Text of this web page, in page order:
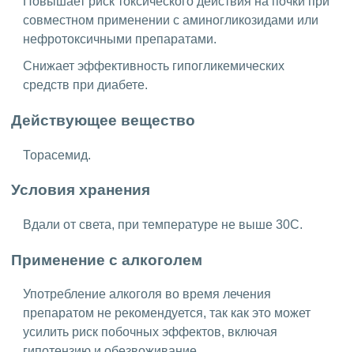
совместном применении с аминогликозидами или
нефротоксичными препаратами.
Снижает эффективность гипогликемических
средств при диабете.
Действующее вещество
Торасемид.
Условия хранения
Вдали от света, при температуре не выше 30C.
Применение с алкоголем
Употребление алкоголя во время лечения
препаратом не рекомендуется, так как это может
усилить риск побочных эффектов, включая